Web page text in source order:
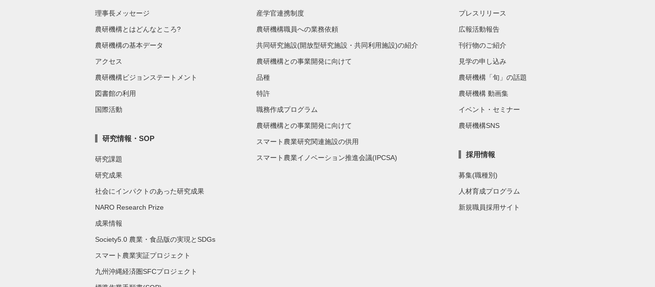
理事長メッセージ
農研機構とはどんなところ?
農研機構の基本データ
アクセス
農研機構ビジョンステートメント
図書館の利用
国際活動
研究情報・SOP
研究課題
研究成果
社会にインパクトのあった研究成果
NARO Research Prize
成果情報
Society5.0 農業・食品版の実現とSDGs
スマート農業実証プロジェクト
九州沖縄経済圏SFCプロジェクト
産学官連携制度
農研機構職員への業務依頼
共同研究施設(開放型研究施設・共同利用施設)の紹介
農研機構との事業開発に向けて
品種
特許
職務作成プログラム
農研機構との事業開発に向けて
スマート農業研究関連施設の供用
スマート農業イノベーション推進会議(IPCSA)
プレスリリース
広報活動報告
刊行物のご紹介
見学の申し込み
農研機構「旬」の話題
農研機構 動画集
イベント・セミナー
農研機構SNS
採用情報
募集(職種別)
人材育成プログラム
新規職員採用サイト